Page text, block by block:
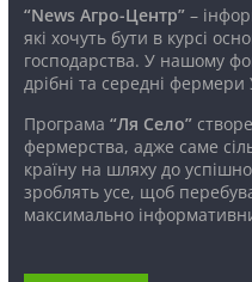
“News Агро-Центр”–
які хочуть бути в курсі
господарства. У нашому
дрібні та середні фермери
Програма “Ля Село”
фермерства, адже саме
країну на шляху до
зроблять усе, щоб
максимально